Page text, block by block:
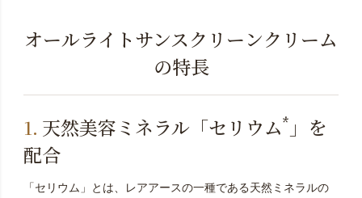
オールライトサンスクリーンクリーム
の特長
天然美容ミネラル「セリウム* 」を
配合
「セリウム」とは、レアアースの一種である天然ミネラルの